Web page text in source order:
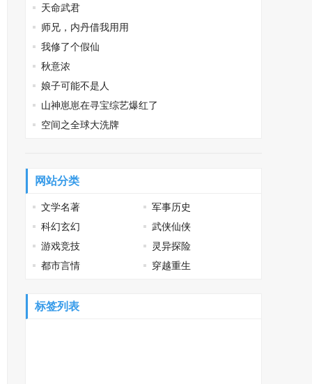
天命武君
师兄，内丹借我用用
我修了个假仙
秋意浓
娘子可能不是人
山神崽崽在寻宝综艺爆红了
空间之全球大洗牌
网站分类
文学名著
军事历史
科幻玄幻
武侠仙侠
游戏竞技
灵异探险
都市言情
穿越重生
标签列表